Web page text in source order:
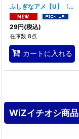
ふしぎなアメ【U】〈072/078〉(グッズ)
29円(税込)
在庫数 8点
カートに入れる
WiZイチオシ商品